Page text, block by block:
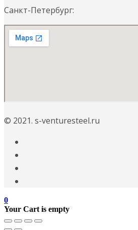
Санкт-Петербург:
© 2021. s-venturesteel.ru
0
Your Cart is empty